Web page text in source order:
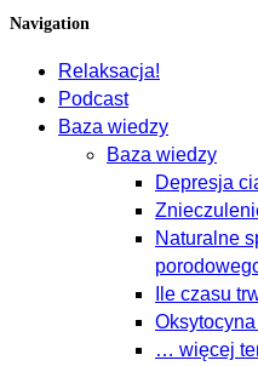
Navigation
Relaksacja!
Podcast
Baza wiedzy
Baza wiedzy
Depresja
Naturalne
Ile czasu
… więcej